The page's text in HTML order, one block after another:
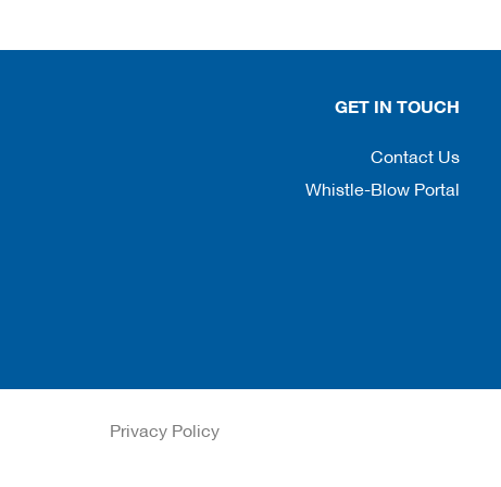
GET IN TOUCH
Contact Us
Whistle-Blow Portal
Privacy Policy